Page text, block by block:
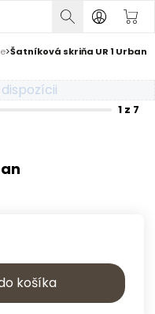
Šatníková skriňa UR 1 Urban
1 z 7
košíka